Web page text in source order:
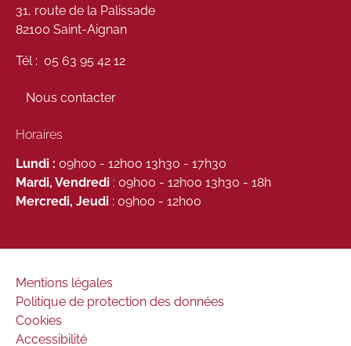
31, route de la Palissade
82100 Saint-Aignan
Tél : 05 63 95 42 12
Nous contacter
Horaires
Lundi : 09h00 - 12h00 13h30 - 17h30
Mardi, Vendredi : 09h00 - 12h00 13h30 - 18h
Mercredi, Jeudi : 09h00 - 12h00
Mentions légales
Politique de protection des données
Cookies
Accessibilité